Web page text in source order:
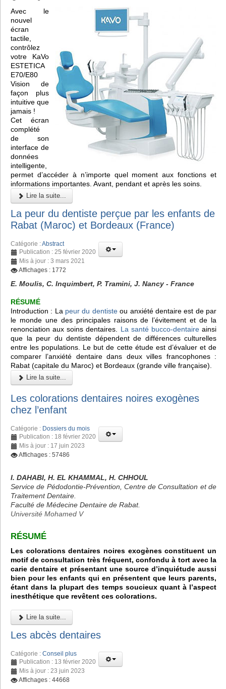
Avec le
nouvel
écran
tactile,
contrôlez
votre KaVo
ESTETICA
E70/E80
Vision de
façon plus
intuitive que
jamais !
Cet écran
complété
de son
interface de
données
intelligente,
permet d’accéder à n’importe quel moment aux fonctions et
informations importantes. Avant, pendant et après les soins.
Lire la suite...
La peur du dentiste perçue par les enfants de
Rabat (Maroc) et Bordeaux (France)
Catégorie :Abstract
Publication : 25 février 2020
Mis à jour : 3 mars 2021
Affichages : 1772
E. Moulis, C. Inquimbert, P. Tramini, J. Nancy - France
RÉSUMÉ
Introduction : La peur du dentisteou anxiété dentaire est de par
le monde une des principales raisons de l’évitement et de la
renonciation aux soins dentaires. La santé bucco-dentaireainsi
que la peur du dentiste dépendent de différences culturelles
entre les populations. Le but de cette étude est d’évaluer et de
comparer l’anxiété dentaire dans deux villes francophones :
Rabat (capitale du Maroc) et Bordeaux (grande ville française).
Lire la suite...
Les colorations dentaires noires exogènes
chez l’enfant
Catégorie : Dossiers du mois
Publication : 18 février 2020
Mis à jour : 17 juin 2023
Affichages : 57486
I. DAHABI, H. EL KHAMMAL, H. CHHOUL
Service de Pédodontie-Prévention, Centre de Consultation et de
Traitement Dentaire.
Faculté de Médecine Dentaire de Rabat.
Université Mohamed V
RÉSUMÉ
Les colorations dentaires noires exogènes constituent un
motif de consultation très fréquent, confondu à tort avec la
carie dentaire et présentant une source d’inquiétude aussi
bien pour les enfants qui en présentent que leurs parents,
étant dans la plupart des temps soucieux quant à l’aspect
inesthétique que revêtent ces colorations.
Lire la suite...
Les abcès dentaires
Catégorie : Conseil plus
Publication : 13 février 2020
Mis à jour : 23 juin 2023
Affichages : 44668